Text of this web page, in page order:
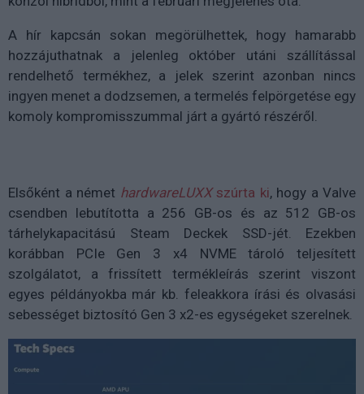
A hír kapcsán sokan megörülhettek, hogy hamarabb
hozzájuthatnak a jelenleg október utáni szállítással
rendelhető termékhez, a jelek szerint azonban nincs
ingyen menet a dodzsemen, a termelés felpörgetése egy
komoly kompromisszummal járt a gyártó részéről.
Elsőként a német hardwareLUXX szúrta ki, hogy a Valve
csendben lebutította a 256 GB-os és az 512 GB-os
tárhelykapacitású Steam Deckek SSD-jét. Ezekben
korábban PCIe Gen 3 x4 NVME tároló teljesített
szolgálatot, a frissített termékleírás szerint viszont
egyes példányokba már kb. feleakkora írási és olvasási
sebességet biztosító Gen 3 x2-es egységeket szerelnek.